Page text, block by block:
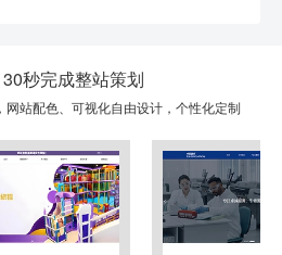
秒完成整站策划
网站配色、可视化自由设计，个性化定制